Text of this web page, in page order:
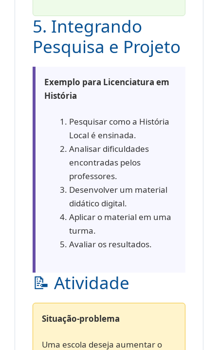
5. Integrando
Pesquisa e Projeto
Exemplo para Licenciatura em
História
Pesquisar como a História
Local é ensinada.
Analisar dificuldades
encontradas pelos
professores.
Desenvolver um material
didático digital.
Aplicar o material em uma
turma.
Avaliar os resultados.
📝 Atividade
Situação-problema
Uma escola deseja aumentar o